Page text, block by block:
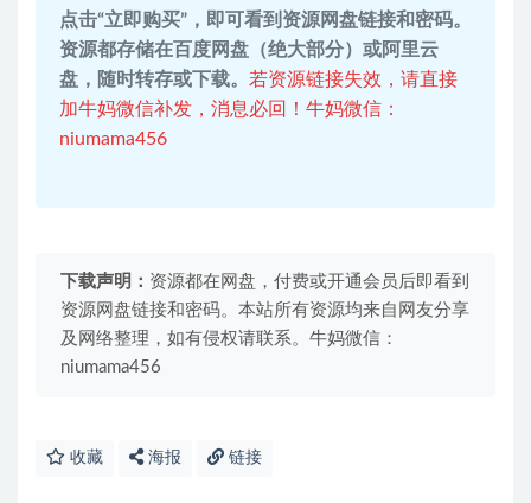
点击“立即购买”，即可看到资源网盘链接和密码。
资源都存储在百度网盘（绝大部分）或阿里云
盘，随时转存或下载。 若资源链接失效，请直接
加牛妈微信补发，消息必回！牛妈微信：
niumama456
下载声明： 资源都在网盘，付费或开通会员后即看到
资源网盘链接和密码。本站所有资源均来自网友分享
及网络整理，如有侵权请联系。牛妈微信：
niumama456
收藏 海报 链接